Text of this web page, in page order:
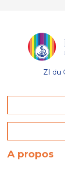
ZI du
A propos